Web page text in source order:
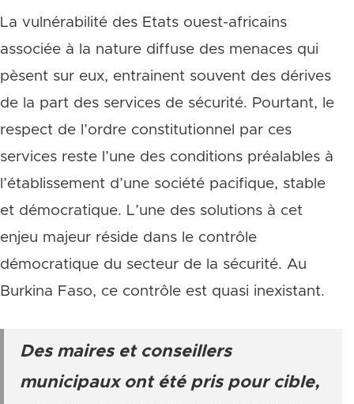
La vulnérabilité des Etats ouest-africains
associée à la nature diffuse des menaces qui
pèsent sur eux, entrainent souvent des dérives
de la part des services de sécurité. Pourtant, le
respect de l’ordre constitutionnel par ces
services reste l’une des conditions préalables à
l’établissement d’une société pacifique, stable
et démocratique. L’une des solutions à cet
enjeu majeur réside dans le contrôle
démocratique du secteur de la sécurité. Au
Burkina Faso, ce contrôle est quasi inexistant.
Des maires et conseillers
municipaux ont été pris pour cible,